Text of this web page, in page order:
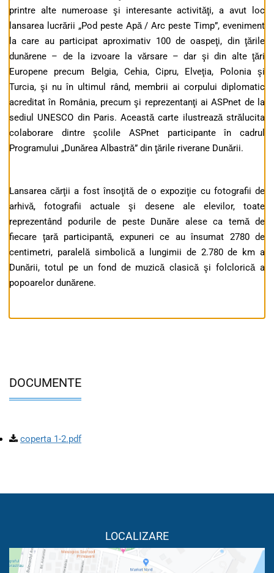
printre alte numeroase şi interesante activităţi, a avut loc
lansarea lucrării „Pod peste Apă / Arc peste Timp”, eveniment
la care au participat aproximativ 100 de oaspeţi, din ţările
dunărene – de la izvoare la vărsare – dar şi din alte ţări
Europene precum Belgia, Cehia, Cipru, Elveţia, Polonia şi
Turcia, şi nu în ultimul rând, membrii ai corpului diplomatic
acreditat în România, precum şi reprezentanţi ai ASPnet de la
sediul UNESCO din Paris. Această carte ilustrează strălucita
colaborare dintre şcolile ASPnet participante în cadrul
Programului „Dunărea Albastră” din ţările riverane Dunării.
Lansarea cărţii a fost însoţită de o expoziţie cu fotografii de
arhivă, fotografii actuale şi desene ale elevilor, toate
reprezentând podurile de peste Dunăre alese ca temă de
fiecare ţară participantă, expuneri ce au însumat 2780 de
centimetri, paralelă simbolică a lungimii de 2.780 de km a
Dunării, totul pe un fond de muzică clasică şi folclorică a
popoarelor dunărene.
DOCUMENTE
coperta 1-2.pdf
LOCALIZARE